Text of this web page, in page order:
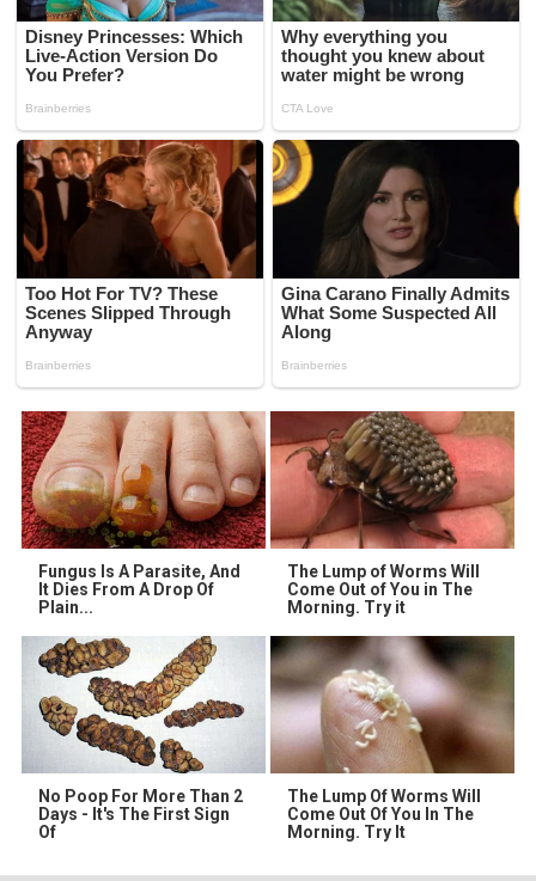
Fungus Is A Parasite, And
It Dies From A Drop Of
Plain...
The Lump of Worms Will
Come Out of You in The
Morning. Try it
No Poop For More Than 2
Days - It's The First Sign
Of
The Lump Of Worms Will
Come Out Of You In The
Morning. Try It